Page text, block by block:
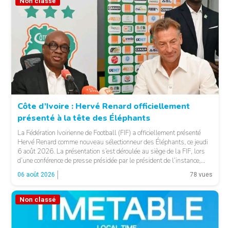
© FIF
Côte d’Ivoire : Hervé Renard officiellement
présenté à la tête des Éléphants
La Fédération Ivoirienne de Football (FIF) a officiellement présenté
Hervé Renard comme nouveau sélectionneur des Éléphants, ce jeudi
6 août 2026. La présentation s’est déroulée au siège de la FIF, lors
d’une conférence de presse présidée par le président de l’instance,
Yacine Idriss Diallo, en présence de plusieurs membres du Comité
exécutif. Cette nomination intervient […]
06 août 2026 78 vues
Non classé